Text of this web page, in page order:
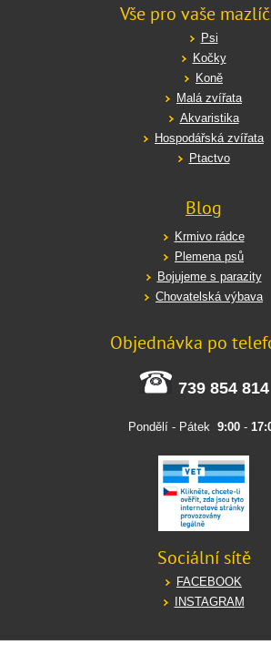
Vše pro vaše
Psi
Kočky
Koně
Malá zvířata
Akvaristika
Hospodářská zvířata
Ptactvo
Blog
Krmivo rádce
Plemena psů
Bojujeme s parazity
Chovatelská výbava
Objednávka po
739 854 814
Pondělí - Pátek 9:00-
Sociální sítě
FACEBOOK
INSTAGRAM